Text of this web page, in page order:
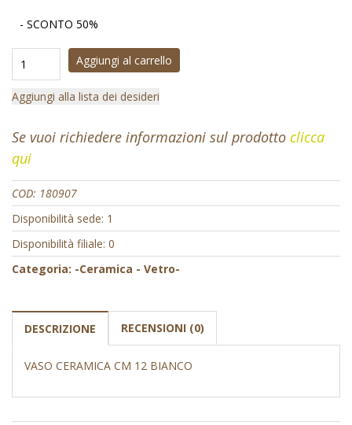
- SCONTO 50%
Aggiungi al carrello
Aggiungi alla lista dei desideri
Se vuoi richiedere informazioni sul prodotto clicca
qui
COD: 180907
Disponibilità sede: 1
Disponibilità filiale: 0
Categoria: -Ceramica - Vetro-
DESCRIZIONE RECENSIONI (0)
VASO CERAMICA CM 12 BIANCO